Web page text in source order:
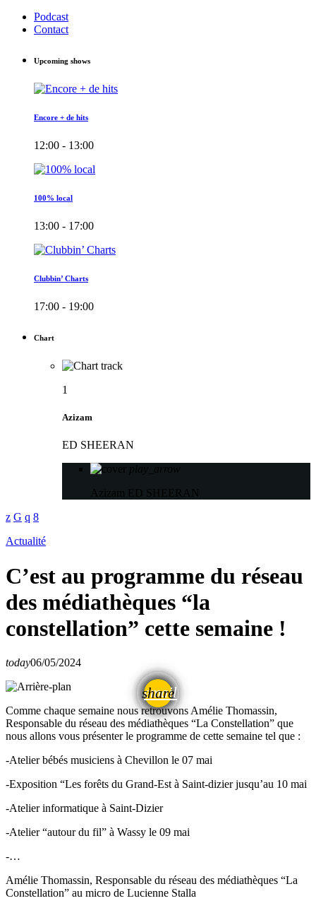
Podcast
Contact
Upcoming shows
Encore + de hits
12:00 - 13:00
100% local
13:00 - 17:00
Clubbin’ Charts
17:00 - 19:00
Chart
1
Azizam
ED SHEERAN
play_arrow
Azizam
ED SHEERAN
Actualité
C’est au programme du réseau
des médiathèques “la
constellation” cette semaine !
today06/05/2024
share
email
Comme chaque semaine nous retrouvons Amélie Thomassin,
Responsable du réseau des médiathèques “La Constellation” que
nous allons vous présenter le programme de cette semaine tel que :
-Atelier bébés musiciens à Chevillon le 07 mai
-Exposition “Les forêts du Grand-Est à Saint-dizier jusqu’au 10 mai
-Atelier informatique à Saint-Dizier
-Atelier “autour du fil” à Wassy le 09 mai
-…
Amélie Thomassin, Responsable du réseau des médiathèques “La
Constellation” au micro de Lucienne Stalla